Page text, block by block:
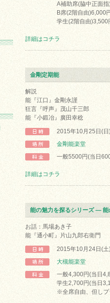
A補助席(脇中正面指
B席(2階自由)6,000円
学生(2階自由)3,500
詳細はコチラ
金剛定期能
解説
能『江口』金剛永謹
狂言『呼声』茂山千三郎
能『小鍛冶』廣田幸稔
2015年10月25日(日
金剛能楽堂
一般5500円(当日
詳細はコチラ
能の魅力を探るシリーズ ―
お話：馬場あき子
能『通小町』片山九郎右衛門
2015年10月24日(
大槻能楽堂
一般4,300円(当日
学生2,700円(当日
※全席自由、但しプ